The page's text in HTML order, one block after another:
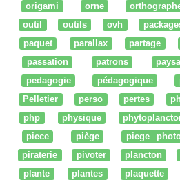
origami
orne
outil
outils ovh
paquet
parallax partage
passation
patrons
pedagogie
pédagogique
Pelletier
perso pertes
php
physique
piece
piège piege
piraterie
pivoter plancton
plante
plantes plaquette